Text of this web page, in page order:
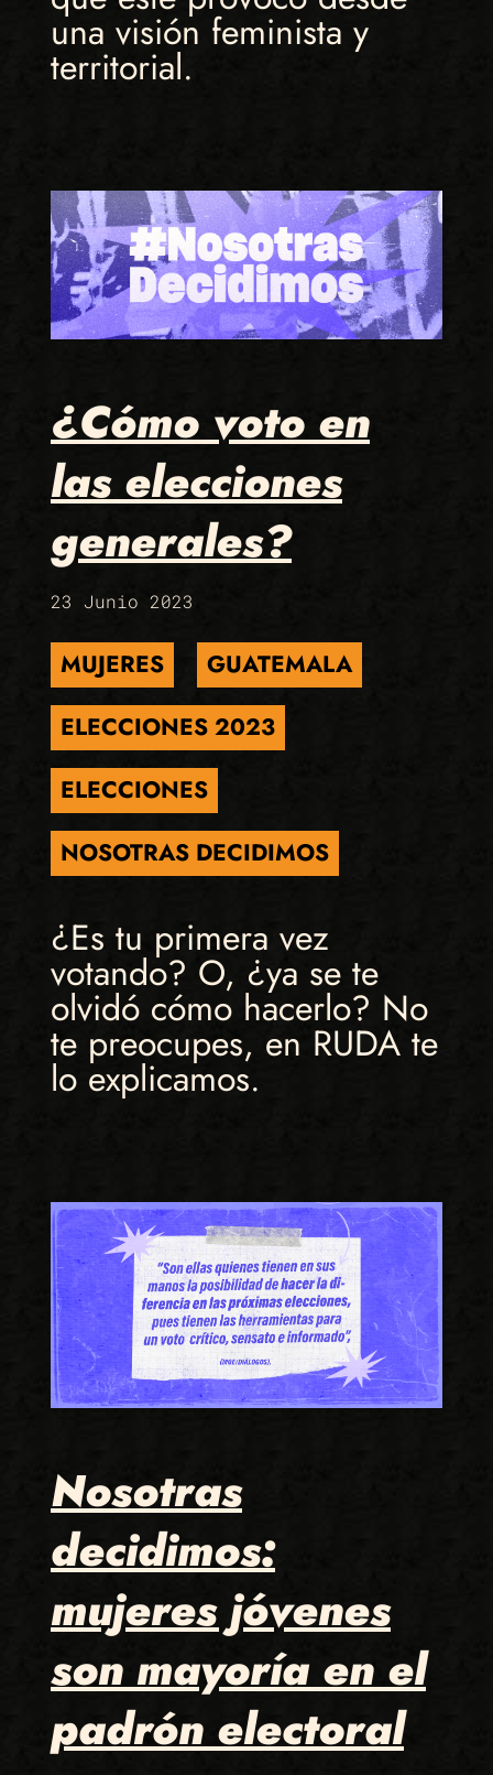
una visión feminista y
territorial.
¿Cómo voto en
las elecciones
generales?
23 Junio 2023
MUJERES
GUATEMALA
ELECCIONES 2023
ELECCIONES
NOSOTRAS DECIDIMOS
¿Es tu primera vez
votando? O, ¿ya se te
olvidó cómo hacerlo? No
te preocupes, en RUDA te
lo explicamos.
Nosotras
decidimos:
mujeres jóvenes
son mayoría en el
padrón electoral